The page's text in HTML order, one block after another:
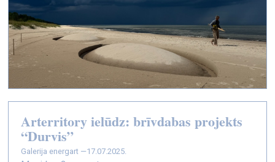
Arterritory ielūdz: brīvdabas projekts
“Durvis”
galerija energart —17.07.2025.